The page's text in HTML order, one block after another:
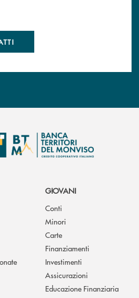
GIOVANI
Conti
Minori
Carte
Finanziamenti
Investimenti
Assicurazioni
Educazione Finanziaria